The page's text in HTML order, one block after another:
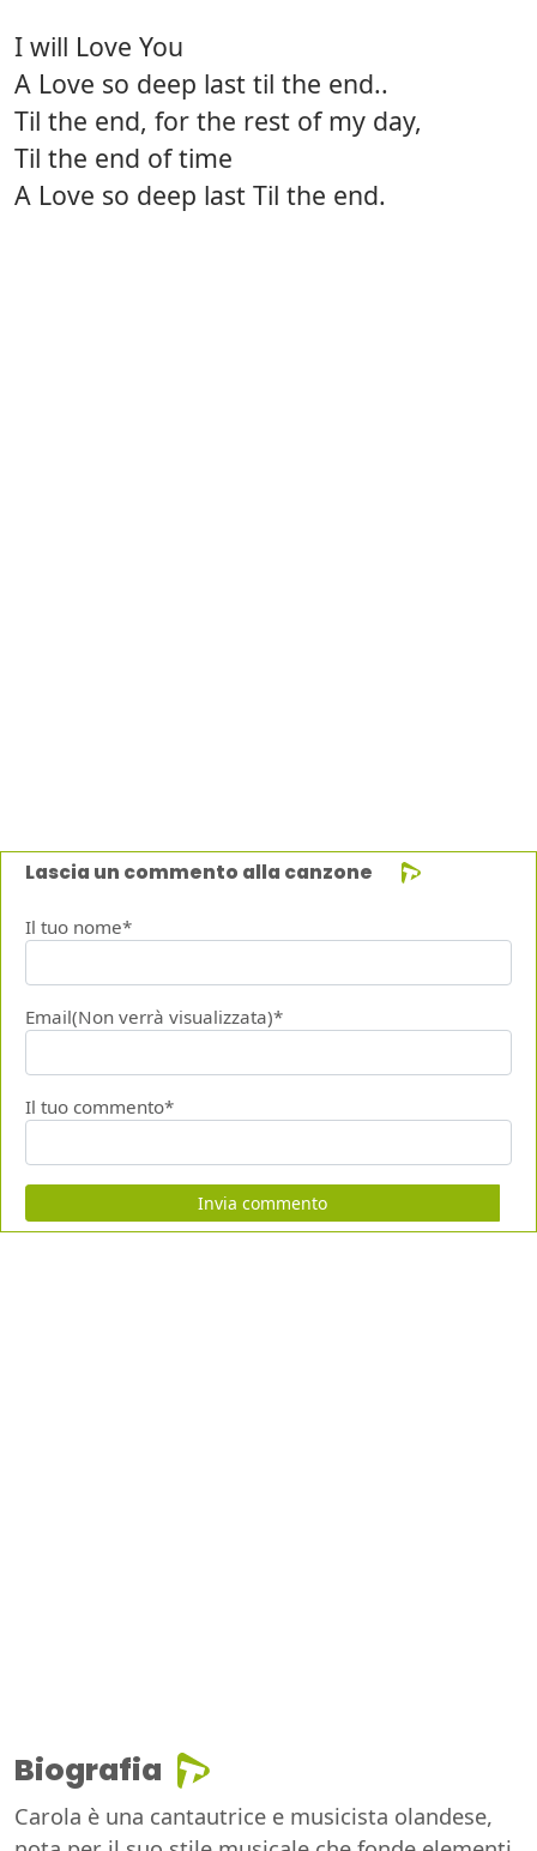
I will Love You
A Love so deep last til the end..
Til the end, for the rest of my day,
Til the end of time
A Love so deep last Til the end.
Lascia un commento alla canzone
Il tuo nome*
Email(Non verrà visualizzata)*
Il tuo commento*
Invia commento
Biografia
Carola è una cantautrice e musicista olandese,